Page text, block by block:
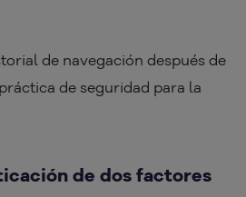
de navegación después de
de seguridad para la
de dos factores